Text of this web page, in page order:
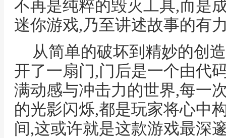
不再是纯粹的毁灭工具,而是
迷你游戏,乃至讲述故事的有
从简单的破坏到精妙的创
开了一扇门,门后是一个由代
满动感与冲击力的世界,每一
的光影闪烁,都是玩家将心中
间,这或许就是这款游戏最深